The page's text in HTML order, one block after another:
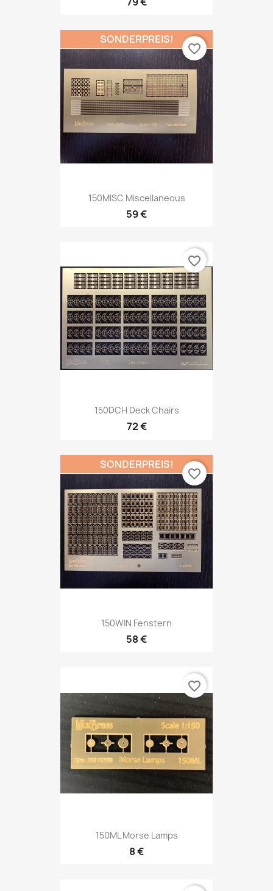
150MISC Miscellaneous
59 €
SONDERPREIS!
favorite_border
150DCH Deck Chairs
72 €
favorite_border
150WIN Fenstern
58 €
SONDERPREIS!
favorite_border
150ML Morse Lamps
8 €
favorite_border